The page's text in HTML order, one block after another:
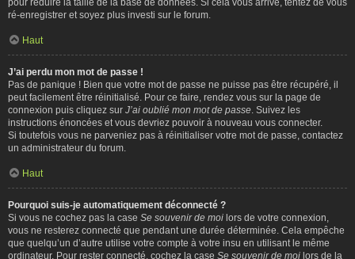
ré-enregistrer et soyez plus investi sur le forum.
Haut
J’ai perdu mon mot de passe !
Pas de panique ! Bien que votre mot de passe ne puisse pas être récupéré, il
peut facilement être réinitialisé. Pour ce faire, rendez vous sur la page de
connexion puis cliquez sur J’ai oublié mon mot de passe . Suivez les
instructions énoncées et vous devriez pouvoir à nouveau vous connecter.
Si toutefois vous ne parveniez pas à réinitialiser votre mot de passe, contactez
un administrateur du forum.
Haut
Pourquoi suis-je automatiquement déconnecté ?
Si vous ne cochez pas la case Se souvenir de moi lors de votre connexion,
vous ne resterez connecté que pendant une durée déterminée. Cela empêche
que quelqu’un d’autre utilise votre compte à votre insu en utilisant le même
ordinateur. Pour rester connecté, cochez la case Se souvenir de moi lors de la